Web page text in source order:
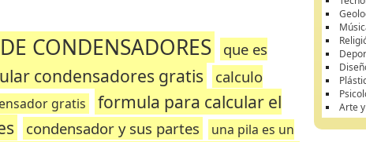
CONDENSADORES
que es
condensadores gratis
calculo
gratis
formula para calcular el
condensador y sus partes
una pila es un
Arte